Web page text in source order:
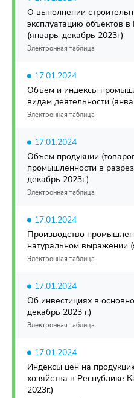
О выполнении
эксплуатацию объектов в
(январь-декабрь 2023г)
Электронная таблица
17.01.2024
Объем и индексы
видам деятельности
Электронная таблица
17.01.2024
Объем продукции
промышленности в
декабрь 2023г.)
Электронная таблица
17.01.2024
Производство
натуральном выражении
Электронная таблица
17.01.2024
Об инвестициях в
декабрь 2023 г.)
Электронная таблица
17.01.2024
Индексы цен на
хозяйства в Республике
2023г.)